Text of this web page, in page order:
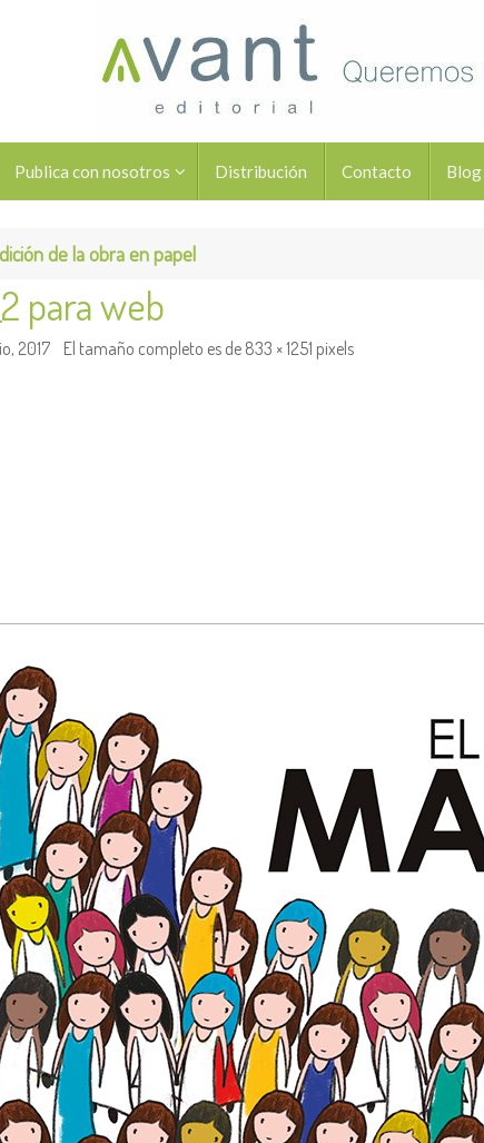
Publica con nosotros Distribución Contacto Blog
de la obra en papel
para web
2017 El tamaño completo es de833 × 1251 pixels